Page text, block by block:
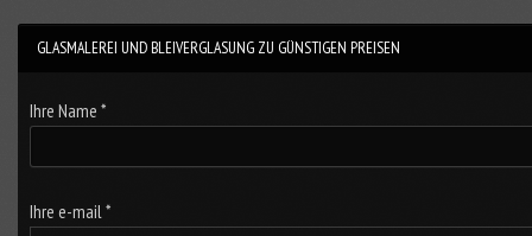
GLASMALEREI UND BLEIVERGLASUNG ZU GÜNSTIGEN PREISEN
Ihre Name *
Ihre e-mail *